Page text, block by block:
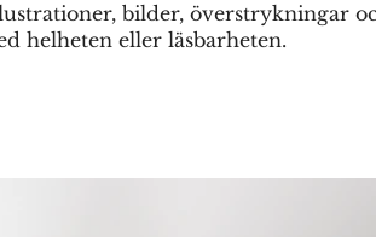
bilder, överstrykningar
helheten eller läsbarheten.